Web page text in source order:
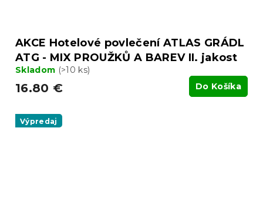
AKCE Hotelové povlečení ATLAS GRÁDL
ATG - MIX PROUŽKŮ A BAREV II. jakost
Skladom (>10 ks)
16.80 € Do Košíka
Výpredaj